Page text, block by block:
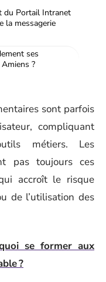
du Portail Intranet
la messagerie
ses
?
sont parfois
compliquant
métiers. Les
pas toujours ces
accroît le risque
de l’utilisation des
se former aux
?